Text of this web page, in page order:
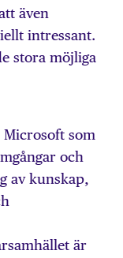
även
intressant.
stora möjliga
som
och
av kunskap,
är